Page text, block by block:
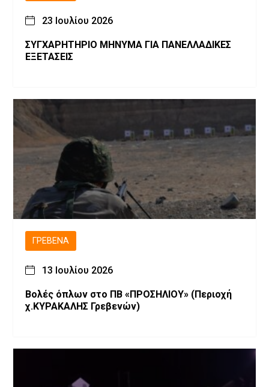
23 Ιουλίου 2026
ΣΥΓΧΑΡΗΤΗΡΙΟ ΜΗΝΥΜΑ ΓΙΑ ΠΑΝΕΛΛΑΔΙΚΕΣ
ΕΞΕΤΑΣΕΙΣ
ΓΡΕΒΕΝΆ
13 Ιουλίου 2026
Βολές όπλων στο ΠΒ «ΠΡΟΣΗΛΙΟΥ» (Περιοχή
χ.ΚΥΡΑΚΑΛΗΣ Γρεβενών)